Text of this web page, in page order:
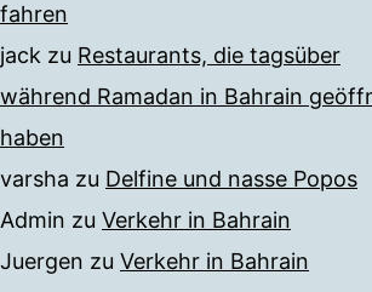
fahren
jack zu Restaurants, die tagsüber
während Ramadan in Bahrain
haben
varsha zu Delfine und nasse Popos
Admin zu Verkehr in Bahrain
Juergen zu Verkehr in Bahrain